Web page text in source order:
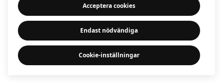
Acceptera cookies
Endast nödvändiga
Cookie-inställningar